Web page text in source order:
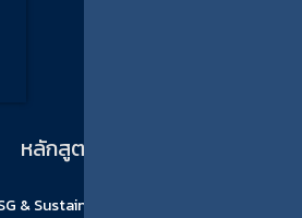
หลักสูตร
& Sustainability